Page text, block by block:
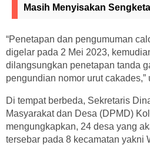
Masih Menyisakan Sengketa
“Penetapan dan pengumuman
digelar pada 2 Mei 2023,
dilangsungkan penetapan tanda
pengundian nomor urut cakades,”
Di tempat berbeda, Sekretaris
Masyarakat dan Desa (DPMD)
mengungkapkan, 24 desa yang
tersebar pada 8 kecamatan yakni